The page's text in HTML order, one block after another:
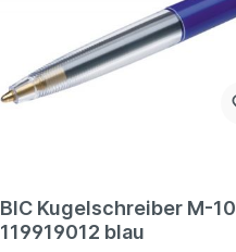
BIC Kugelschreiber M-10
119919012 blau